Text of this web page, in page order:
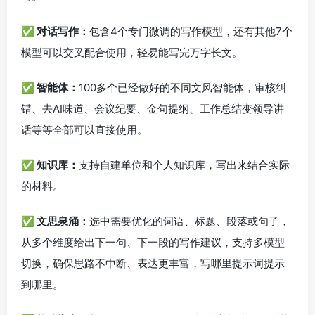
✅ 对话写作： 包含4个专门微调的写作模型，还有其他7个
模型可以交叉配合使用，轻易能写完万字长文。
✅ 智能体： 100多个已经做好的不同文风智能体，审核纠
错、去AI味道、会议纪要、金句提纲、工作总结变领导讲
话等等全部可以直接使用。
✅ 知识库： 支持自建单位和个人知识库，写出来结合实际
的材料。
✅ 文思泉涌： 选中需要优化的词语、标题、段落或句子，
从多个维度给出下一句、下一段的写作建议，支持多模型
切换，确保思路不中断、表达更丰富，写哪里提示词提示
到哪里。